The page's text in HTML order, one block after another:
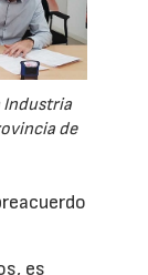
Industria
de
es